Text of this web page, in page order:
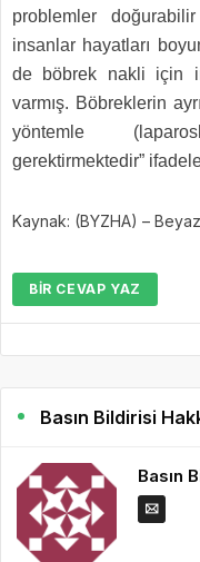
problemler
insanlar hayatları
de böbrek nakli için
varmış. Böbreklerin
yöntemle
gerektirmektedir”
Kaynak: (BYZHA) –
BIR CEVAP YAZ
Basın Bildirisi
Basın